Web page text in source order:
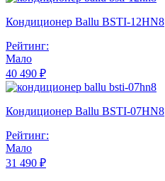
Кондиционер Ballu BSTI-12HN8
Рейтинг:
Мало
40 490 ₽
Кондиционер Ballu BSTI-07HN8
Рейтинг:
Мало
31 490 ₽